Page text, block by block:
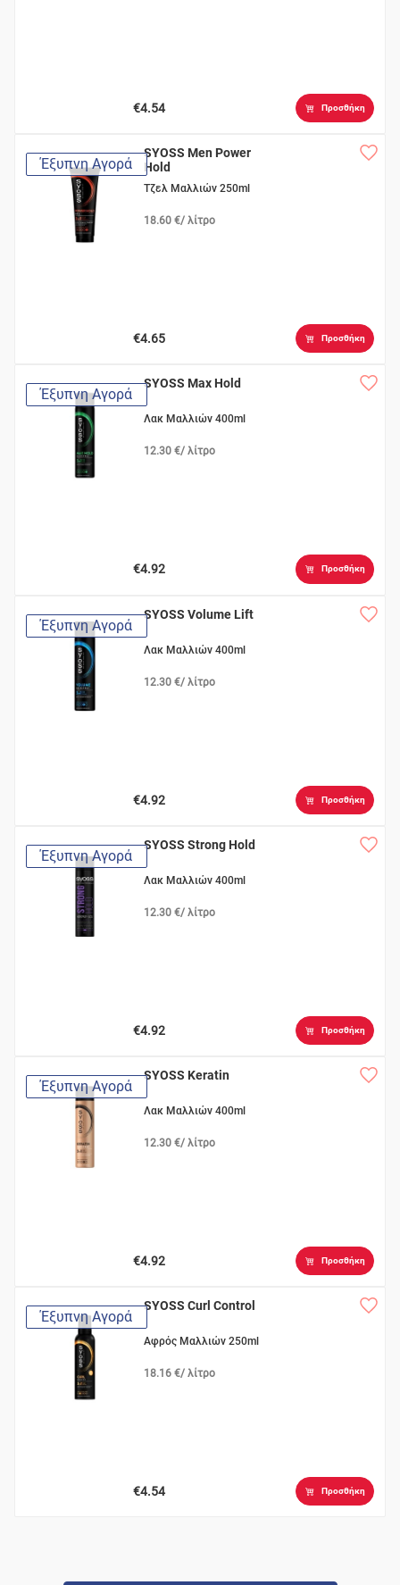
€4.54 Προσθήκη
Έξυπνη Αγορά
SYOSS Men Power
Hold
Τζελ Μαλλιών 250ml
18.60 €/ λίτρο
€4.65 Προσθήκη
Έξυπνη Αγορά
SYOSS Max Hold
Λακ Μαλλιών 400ml
12.30 €/ λίτρο
€4.92 Προσθήκη
Έξυπνη Αγορά
SYOSS Volume Lift
Λακ Μαλλιών 400ml
12.30 €/ λίτρο
€4.92 Προσθήκη
Έξυπνη Αγορά
SYOSS Strong Hold
Λακ Μαλλιών 400ml
12.30 €/ λίτρο
€4.92 Προσθήκη
Έξυπνη Αγορά
SYOSS Keratin
Λακ Μαλλιών 400ml
12.30 €/ λίτρο
€4.92 Προσθήκη
Έξυπνη Αγορά
SYOSS Curl Control
Αφρός Μαλλιών 250ml
18.16 €/ λίτρο
€4.54 Προσθήκη